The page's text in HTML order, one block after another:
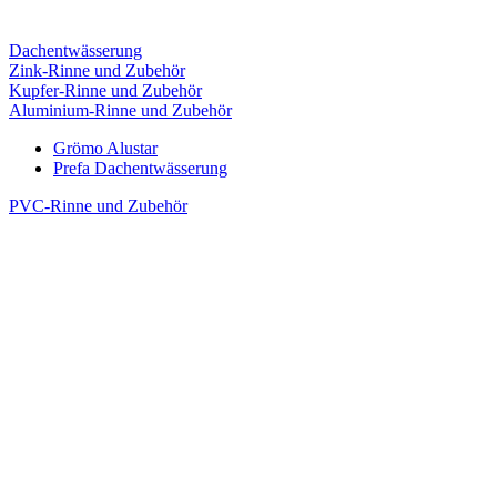
Dachentwässerung
Zink-Rinne und Zubehör
Kupfer-Rinne und Zubehör
Aluminium-Rinne und Zubehör
Grömo Alustar
Prefa Dachentwässerung
PVC-Rinne und Zubehör